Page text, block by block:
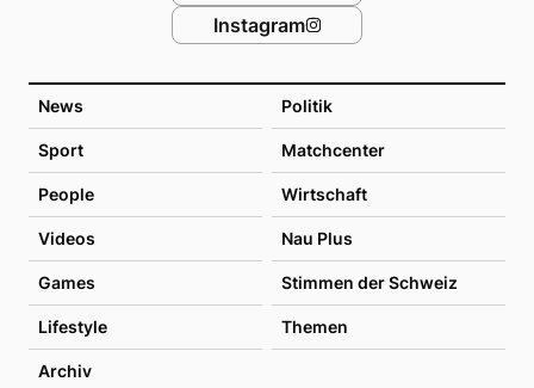
News Politik
Sport Matchcenter
People Wirtschaft
Videos Nau Plus
Games Stimmen der Schweiz
Lifestyle Themen
Archiv
Instagram